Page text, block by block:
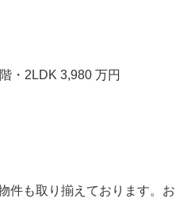
・2LDK 3,980 万円
件も取り揃えております。お